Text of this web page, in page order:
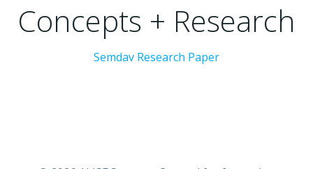
Concepts + Research
Semdav Research Paper